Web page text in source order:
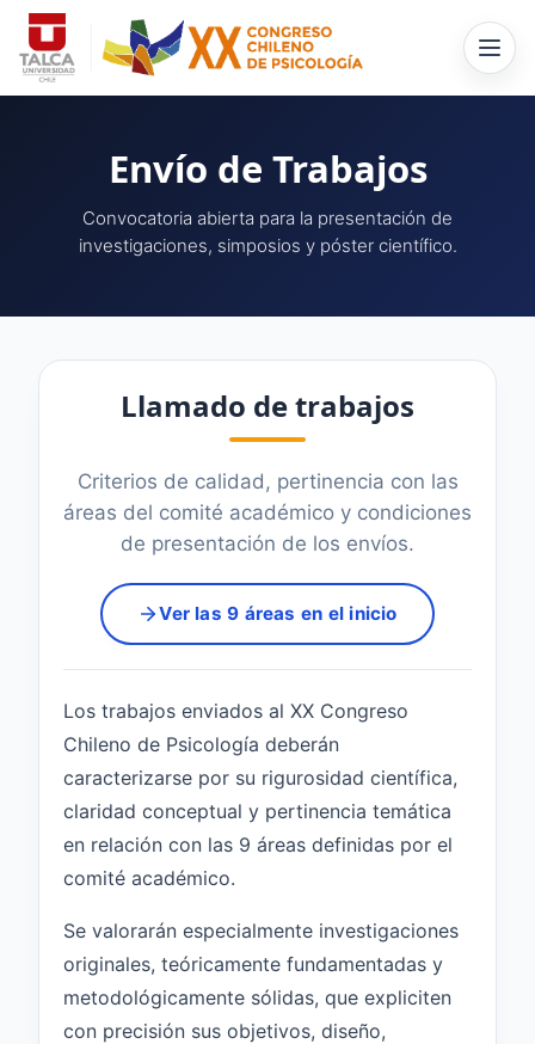
Skip
content
Envío de Trabajos
Convocatoria abierta para la presentación de
investigaciones, simposios y póster científico.
Llamado de trabajos
Criterios de calidad, pertinencia con las
áreas del comité académico y condiciones
de presentación de los envíos.
Ver las 9 áreas en el inicio
Los trabajos enviados al XX Congreso
Chileno de Psicología deberán
caracterizarse por su rigurosidad científica,
claridad conceptual y pertinencia temática
en relación con las 9 áreas definidas por el
comité académico.
Se valorarán especialmente investigaciones
originales, teóricamente fundamentadas y
metodológicamente sólidas, que expliciten
con precisión sus objetivos, diseño,